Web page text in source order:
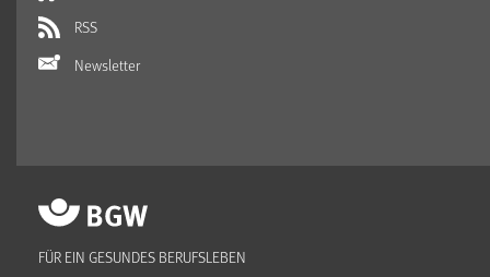
RSS
Newsletter
FÜR EIN GESUNDES BERUFSLEBEN